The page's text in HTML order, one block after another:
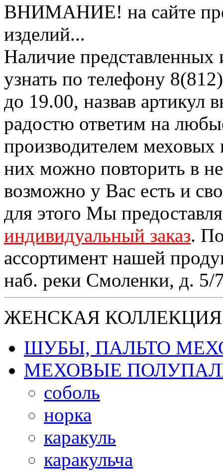
ВНИМАНИЕ! на сайте
изделий...
Наличие
узнать по телефону
до 19.00, назвав
радостю ответим на
производителем
них можно повторить в
возможно у Вас есть и
для этого Мы
индивидуальный заказ.
ассортимент нашей
наб. реки Смоленки, д. 5/
ЖЕНСКАЯ КОЛЛЕКЦИЯ
ШУБЫ, ПАЛЬТО
МЕХОВЫЕ
соболь
норка
каракуль
каракульча